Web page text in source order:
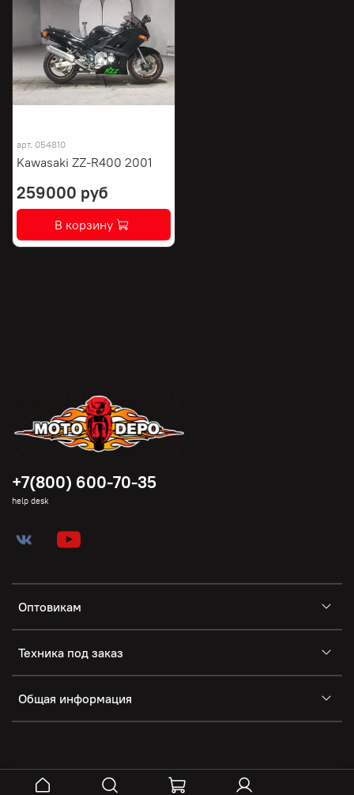
арт. 054810
Kawasaki ZZ-R400 2001
259000 руб
В корзину
Оптовикам
Техника под заказ
Общая информация
+7(800) 600-70-35
help desk